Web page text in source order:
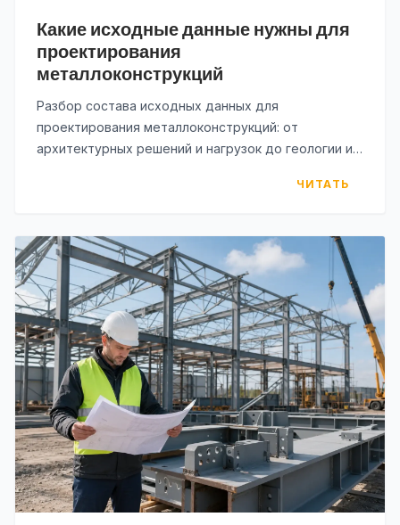
Какие исходные данные нужны для
проектирования
металлоконструкций
Разбор состава исходных данных для
проектирования металлоконструкций: от
архитектурных решений и нагрузок до геологии и
ЧИТАТЬ